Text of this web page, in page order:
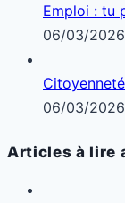
Emploi : tu
06/03/2026
06/03/2026
Articles à lire